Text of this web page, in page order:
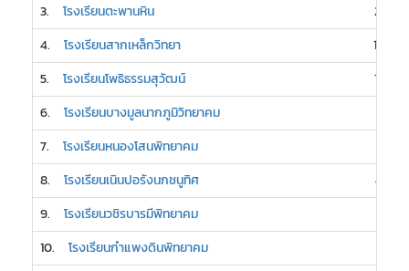
3. โรงเรียนตะพานหิน
21
4. โรงเรียนสากเหล็กวิทยา
16
5. โรงเรียนโพธิธรรมสุวัฒน์
15
6. โรงเรียนบางมูลนากภูมิวิทยาคม
7. โรงเรียนหนองโสนพิทยาคม
8. โรงเรียนเนินปอรังนกชนูทิศ
4
9. โรงเรียนวชิรบารมีพิทยาคม
10. โรงเรียนกำแพงดินพิทยาคม